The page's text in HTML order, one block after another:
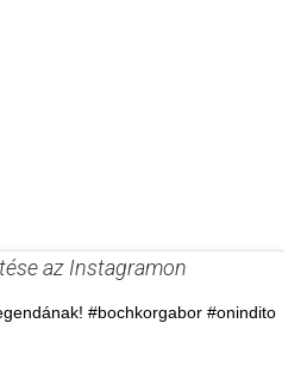
az Instagramon
#bochkorgabor #onindito